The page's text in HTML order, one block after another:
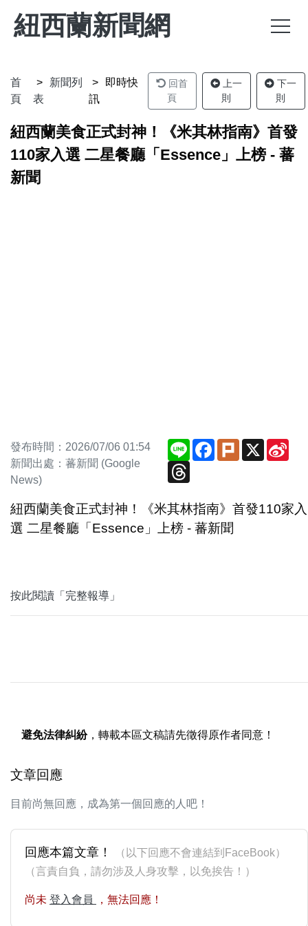
紐西蘭新聞網
首
頁
新聞列
表
即時快
訊
回首
頁
上一
則
下一
則
紐西蘭美食正式封神！《米其林指南》首發
110家入選 二星餐廳「Essence」上榜 - 蕃
新聞
發布時間：2026/07/06 01:54
新聞出處：蕃新聞 (Google
News)
Line Facebook
Plurk X
紐西蘭美食正式封神！《米其林指南》首發110家入
選 二星餐廳「Essence」上榜 - 蕃新聞
按此閱讀「完整報導」
避免法律糾紛，轉載本區文稿請先徵得原作者同意！
文章回應
目前尚無回應，成為第一個回應的人吧！
回應本篇文章！
（以下回應不會連結到FaceBook）
（言責自負，請勿涉及人身攻擊，以免挨告！）
尚未 登入會員 ，無法回應！